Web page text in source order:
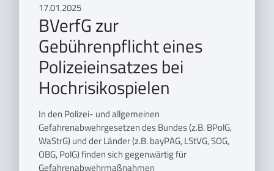
17.01.2025
BVerfG zur
Gebührenpflicht eines
Polizeieinsatzes bei
Hochrisikospielen
In den Polizei- und allgemeinen
Gefahrenabwehrgesetzen des Bundes (z.B. BPolG,
WaStrG) und der Länder (z.B. bayPAG, LStVG, SOG,
OBG, PolG) finden sich gegenwärtig für
Gefahrenabwehrmaßnahmen